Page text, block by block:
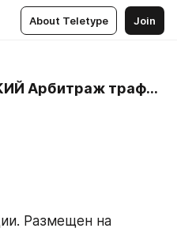
About Teletype Join
НЕКЛАССИЧЕСКИЙ Арбитраж трафика
Размещен на